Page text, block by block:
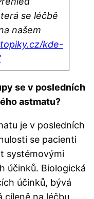
se léčbě
našem
kde-
se v posledních
astmatu?
je v posledních
se pacienti
systémovými
účinků. Biologická
účinků, bývá
cíleně na léčbu